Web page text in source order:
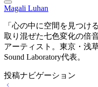
Magali Luhan
「心の中に空間を見つけ
取り混ぜた七色変化の倍
アーティスト。東京・浅
Sound Laboratory代表。
投稿ナビゲーション